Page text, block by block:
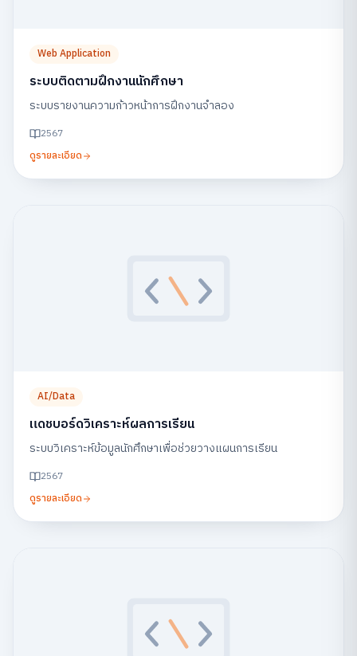
Web Application
ระบบติดตามฝึกงานนักศึกษา
ระบบรายงานความก้าวหน้าการฝึกงานจำลอง
2567
ดูรายละเอียด
AI/Data
แดชบอร์ดวิเคราะห์ผลการเรียน
ระบบวิเคราะห์ข้อมูลนักศึกษาเพื่อช่วยวางแผนการเรียน
2567
ดูรายละเอียด